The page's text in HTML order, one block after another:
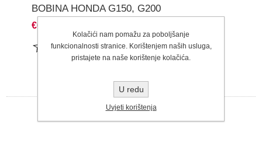
BOBINA HONDA G150, G200
€67,50
Kolačići nam pomažu za poboljšanje
funkcionalnosti stranice. Korištenjem naših usluga,
pristajete na naše korištenje kolačića.
U redu
Uvjeti korištenja